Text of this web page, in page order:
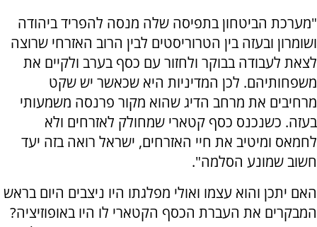
"מערכת הביטחון בתפיסה שלה מנסה להפריד ביהודה
ושומרון ובעזה בין הטרוריסטים לבין הרוב האזרחי שרוצה
לצאת לעבודה בבוקר ולחזור עם כסף בערב ולקיים את
משפחותיהם. לכן המדיניות היא שכאשר יש שקט
מרחיבים את מרחב הדיג שהוא מקור פרנסה משמעותי
בעזה. כשנכנס כסף קטארי שמחולק לאזרחים ולא
לחמאס ומיטיב את חיי האזרחים, ישראל רואה בזה יעד
חשוב שמונע הסלמה".
האם יתכן והוא עצמו ואולי מפלגתו היו ניצבים היום בראש
המבקרים את העברת הכסף הקטארי לו היו באופוזיציה?